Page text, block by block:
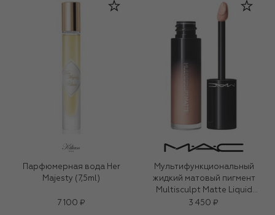
Парфюмерная вода Her
Majesty (7,5ml)
7 100 ₽
Мультифункциональный
жидкий матовый пигмент
Multisculpt Matte Liquid
Colour, оттенок Painterly
3 450 ₽